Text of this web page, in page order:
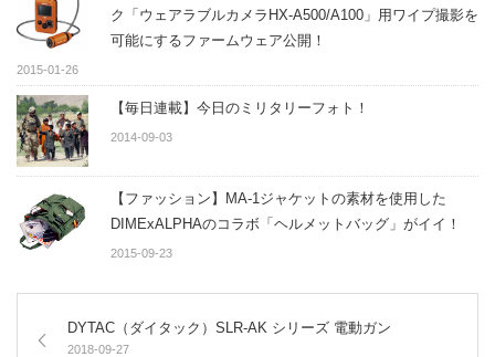
ク「ウェアラブルカメラHX-A500/A100」用ワイプ撮影を
可能にするファームウェア公開！
2015-01-26
【毎日連載】今日のミリタリーフォト！
2014-09-03
【ファッション】MA-1ジャケットの素材を使用した
DIMExALPHAのコラボ「ヘルメットバッグ」がイイ！
2015-09-23
DYTAC（ダイタック）SLR-AK シリーズ 電動ガン
2018-09-27